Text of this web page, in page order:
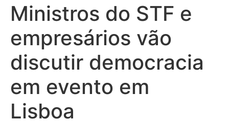
Ministros do STF e
empresários vão
discutir democracia
em evento em
Lisboa